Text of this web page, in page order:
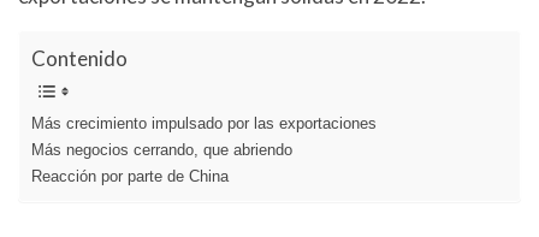
Contenido
Más crecimiento impulsado por las exportaciones
Más negocios cerrando, que abriendo
Reacción por parte de China